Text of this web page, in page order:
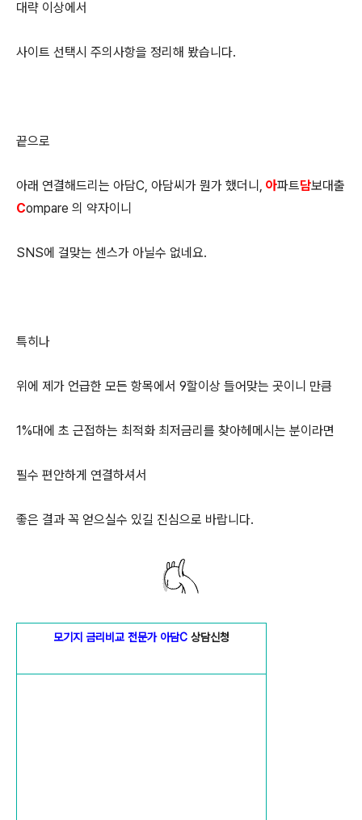
대략 이상에서
사이트 선택시 주의사항을 정리해 봤습니다.
끝으로
아래 연결해드리는 아담C, 아담씨가 뭔가 했더니, 아파트담보대출
Compare 의 약자이니
SNS에 걸맞는 센스가 아닐수 없네요.
특히나
위에 제가 언급한 모든 항목에서 9할이상 들어맞는 곳이니 만큼
1%대에 초 근접하는 최적화 최저금리를 찾아헤메시는 분이라면
필수 편안하게 연결하셔서
좋은 결과 꼭 얻으실수 있길 진심으로 바랍니다.
모기지 금리비교 전문가 아담C 상담신청